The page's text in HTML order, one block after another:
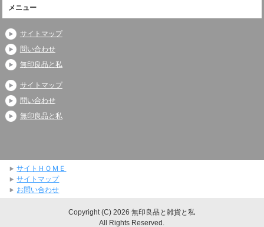
メニュー
サイトマップ
問い合わせ
無印良品と私
サイトマップ
問い合わせ
無印良品と私
サイトＨＯＭＥ
サイトマップ
お問い合わせ
Copyright (C) 2026 無印良品と雑貨と私
All Rights Reserved.